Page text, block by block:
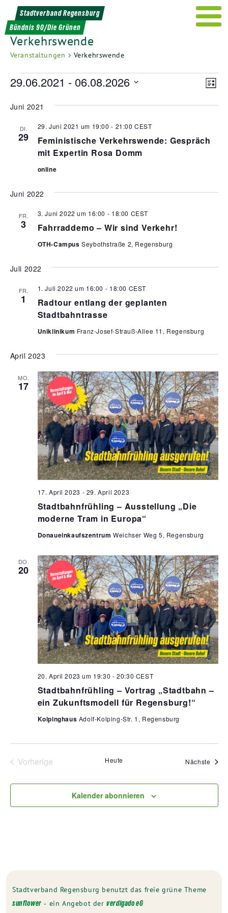
Weiter
zum
Inhalt
Stadtverband Regensburg
Bündnis 90/Die Grünen
Verkehrswende
Veranstaltungen Verkehrswende
Veranstaltungen Liste
29.06.2021 - 06.08.2026
wählen.
Juni 2021
DI.
29
Feministische Verkehrswende: Gespräch
mit Expertin Rosa Domm
29. Juni 2021 um 19:00 - 21:00 CEST
online
Juni 2022
FR.
3 Fahrraddemo – Wir sind Verkehr!
3. Juni 2022 um 16:00 - 18:00 CEST
OTH-CampusSeybothstraße 2, Regensburg
Juli 2022
FR.
1
Radtour entlang der geplanten
Stadtbahntrasse
1. Juli 2022 um 16:00 - 18:00 CEST
Uniklinikum Franz-Josef-Strauß-Allee 11, Regensburg
April 2023
MO.
17
Stadtbahnfrühling – Ausstellung „Die
moderne Tram in Europa“
17. April 2023 - 29. April 2023
DonaueinkaufszentrumWeichser Weg 5, Regensburg
DO.
20
Stadtbahnfrühling – Vortrag „Stadtbahn –
ein Zukunftsmodell für Regensburg!“
20. April 2023 um 19:30 -20:30 CEST
Kolpinghaus Adolf-Kolping-Str. 1, Regensburg
Vorherige
Heute Nächste
Kalender abonnieren
Stadtverband Regensburg benutzt das freie grüne Theme
sunflower‐ ein Angebot derverdigado eG